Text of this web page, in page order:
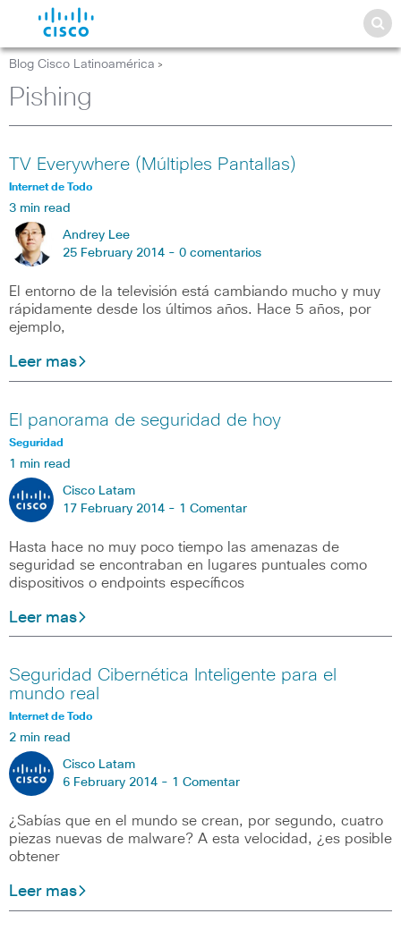
Blog Cisco Latinoamérica >
Pishing
TV Everywhere (Múltiples Pantallas)
Internet de Todo
3 min read
Andrey Lee
25 February 2014 - 0 comentarios
El entorno de la televisión está cambiando mucho y muy
rápidamente desde los últimos años. Hace 5 años, por
ejemplo,
Leer mas
El panorama de seguridad de hoy
Seguridad
1 min read
Cisco Latam
17 February 2014 - 1 Comentar
Hasta hace no muy poco tiempo las amenazas de
seguridad se encontraban en lugares puntuales como
dispositivos o endpoints específicos
Leer mas
Seguridad Cibernética Inteligente para el
mundo real
Internet de Todo
2 min read
Cisco Latam
6 February 2014 - 1 Comentar
¿Sabías que en el mundo se crean, por segundo, cuatro
piezas nuevas de malware? A esta velocidad, ¿es posible
obtener
Leer mas